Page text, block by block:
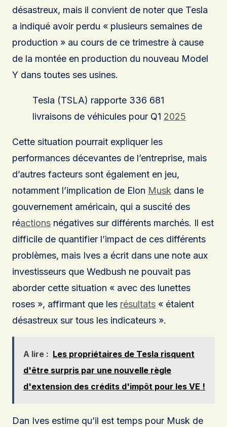
désastreux, mais il convient de noter que Tesla
a indiqué avoir perdu « plusieurs semaines de
production » au cours de ce trimestre à cause
de la montée en production du nouveau Model
Y dans toutes ses usines.
Tesla (TSLA) rapporte 336 681
livraisons de véhicules pour Q1 2025
Cette situation pourrait expliquer les
performances décevantes de l’entreprise, mais
d’autres facteurs sont également en jeu,
notamment l’implication de Elon Musk dans le
gouvernement américain, qui a suscité des
réactions négatives sur différents marchés. Il est
difficile de quantifier l’impact de ces différents
problèmes, mais Ives a écrit dans une note aux
investisseurs que Wedbush ne pouvait pas
aborder cette situation « avec des lunettes
roses », affirmant que les résultats « étaient
désastreux sur tous les indicateurs ».
A lire : Les propriétaires de Tesla risquent
d'être surpris par une nouvelle règle
d'extension des crédits d'impôt pour les VE !
Dan Ives estime qu’il est temps pour Musk de